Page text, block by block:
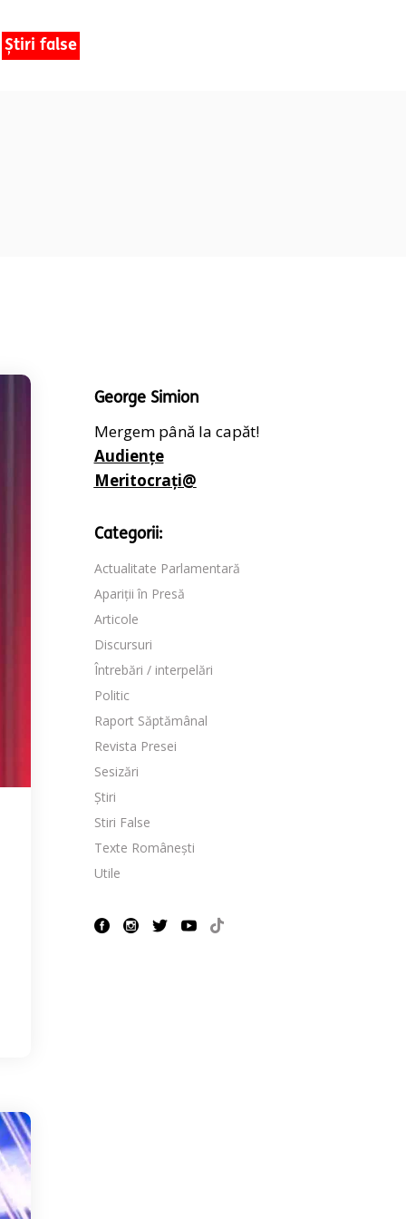
Știri false
George Simion
Mergem până la capăt!
Audiențe
Meritocrați@
Categorii:
Actualitate Parlamentară
Apariții în Presă
Articole
Discursuri
Întrebări / interpelări
Politic
Raport Săptămânal
Revista Presei
Sesizări
Știri
Stiri False
Texte Românești
Utile